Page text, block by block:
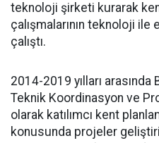
teknoloji şirketi kurarak
çalışmalarının teknoloji
çalıştı.
2014-2019 yılları
Teknik Koordinasyon ve
olarak katılımcı kent
konusunda projeler